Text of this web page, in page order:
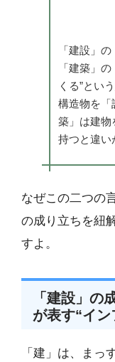
「建設」
「建築」
くる”とい
構造物を「
築」は建物
持つと違い
なぜこの二つの
の成り立ちを紐
すよ。
「建設」の
が表す“イ
「建」は、まっ